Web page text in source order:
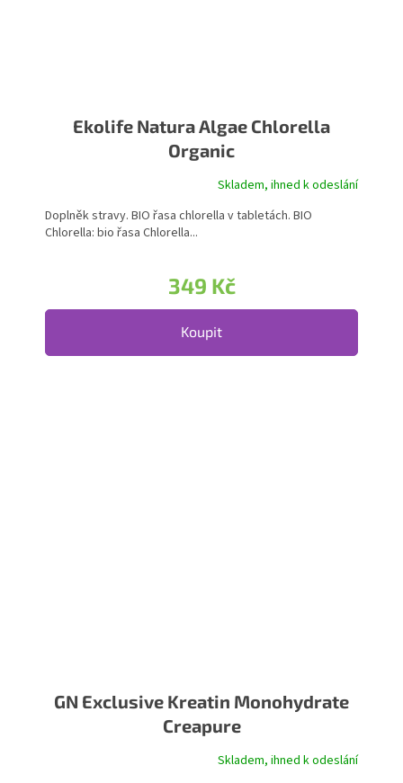
Ekolife Natura Algae Chlorella
Organic
Skladem, ihned k odeslání
349 Kč
Koupit
Doplněk stravy. BIO řasa chlorella v tabletách. BIO
Chlorella: bio řasa Chlorella...
GN Exclusive Kreatin Monohydrate
Creapure
Skladem, ihned k odeslání